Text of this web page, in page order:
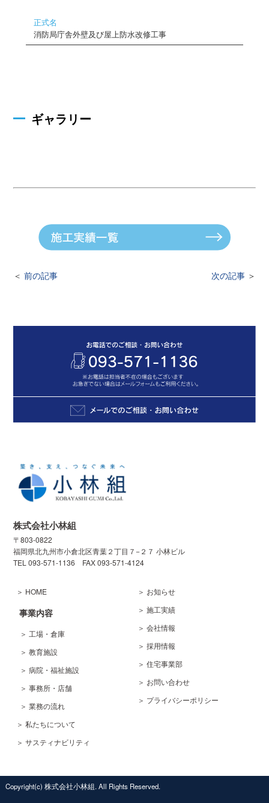
正式名
消防局庁舎外壁及び屋上防水改修工事
ギャラリー
＜前の記事 次の記事＞
株式会社小林組
〒803-0822
福岡県北九州市小倉北区青葉２丁目７−２７ 小林ビル
TEL 093-571-1136 FAX 093-571-4124
＞ HOME
事業内容
＞ 工場・倉庫
＞ 教育施設
＞ 病院・福祉施設
＞ 事務所・店舗
＞ 業務の流れ
＞ 私たちについて
＞ サスティナビリティ
＞ お知らせ
＞ 施工実績
＞ 会社情報
＞ 採用情報
＞ 住宅事業部
＞ お問い合わせ
＞ プライバシーポリシー
Copyright(c) 株式会社小林組. All Rights Reserved.